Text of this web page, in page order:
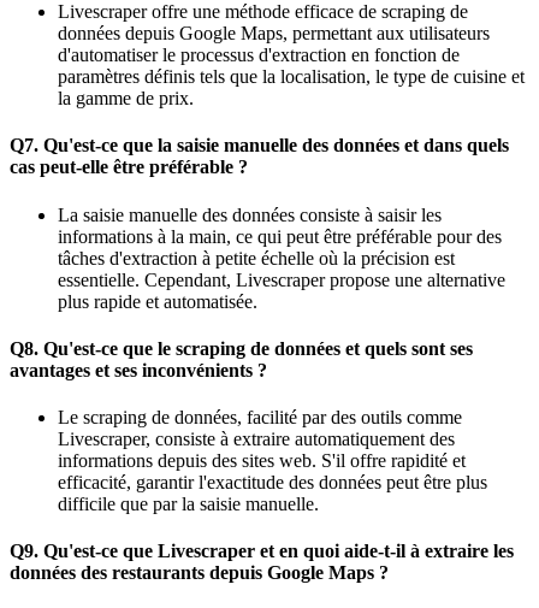
Livescraper offre une méthode efficace de scraping de
données depuis Google Maps, permettant aux utilisateurs
d'automatiser le processus d'extraction en fonction de
paramètres définis tels que la localisation, le type de cuisine et
la gamme de prix.
Q7. Qu'est-ce que la saisie manuelle des données et dans quels
cas peut-elle être préférable ?
La saisie manuelle des données consiste à saisir les
informations à la main, ce qui peut être préférable pour des
tâches d'extraction à petite échelle où la précision est
essentielle. Cependant, Livescraper propose une alternative
plus rapide et automatisée.
Q8. Qu'est-ce que le scraping de données et quels sont ses
avantages et ses inconvénients ?
Le scraping de données, facilité par des outils comme
Livescraper, consiste à extraire automatiquement des
informations depuis des sites web. S'il offre rapidité et
efficacité, garantir l'exactitude des données peut être plus
difficile que par la saisie manuelle.
Q9. Qu'est-ce que Livescraper et en quoi aide-t-il à extraire les
données des restaurants depuis Google Maps ?